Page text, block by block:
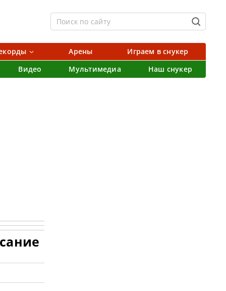
Арены
Играем в снукер
Видео Мультимедиа Наш снукер